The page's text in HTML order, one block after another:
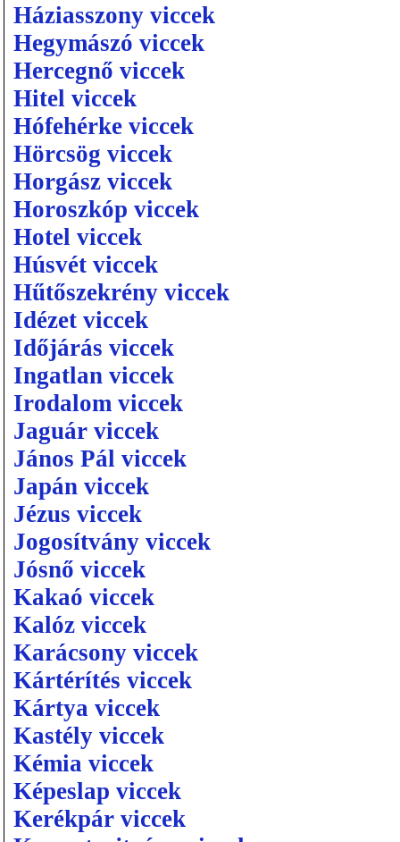
Háziasszony viccek
Hegymászó viccek
Hercegnő viccek
Hitel viccek
Hófehérke viccek
Hörcsög viccek
Horgász viccek
Horoszkóp viccek
Hotel viccek
Húsvét viccek
Hűtőszekrény viccek
Idézet viccek
Időjárás viccek
Ingatlan viccek
Irodalom viccek
Jaguár viccek
János Pál viccek
Japán viccek
Jézus viccek
Jogosítvány viccek
Jósnő viccek
Kakaó viccek
Kalóz viccek
Karácsony viccek
Kártérítés viccek
Kártya viccek
Kastély viccek
Kémia viccek
Képeslap viccek
Kerékpár viccek